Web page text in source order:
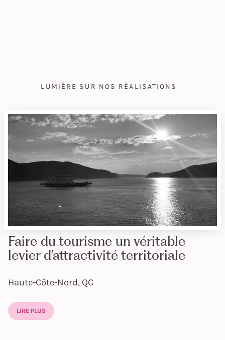
LUMIÈRE SUR NOS RÉALISATIONS
Faire du tourisme un véritable
levier d’attractivité territoriale
Haute-Côte-Nord, QC
LIRE PLUS